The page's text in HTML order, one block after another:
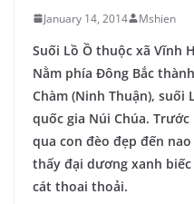
January 14, 2014 Mshien
Suối Lồ Ồ thuộc xã Vĩnh
Nằm phía Đông Bắc
Chàm (Ninh Thuận),
quốc gia Núi Chúa.
qua con đèo đẹp đến
thấy đại dương xanh
cát thoai thoải.